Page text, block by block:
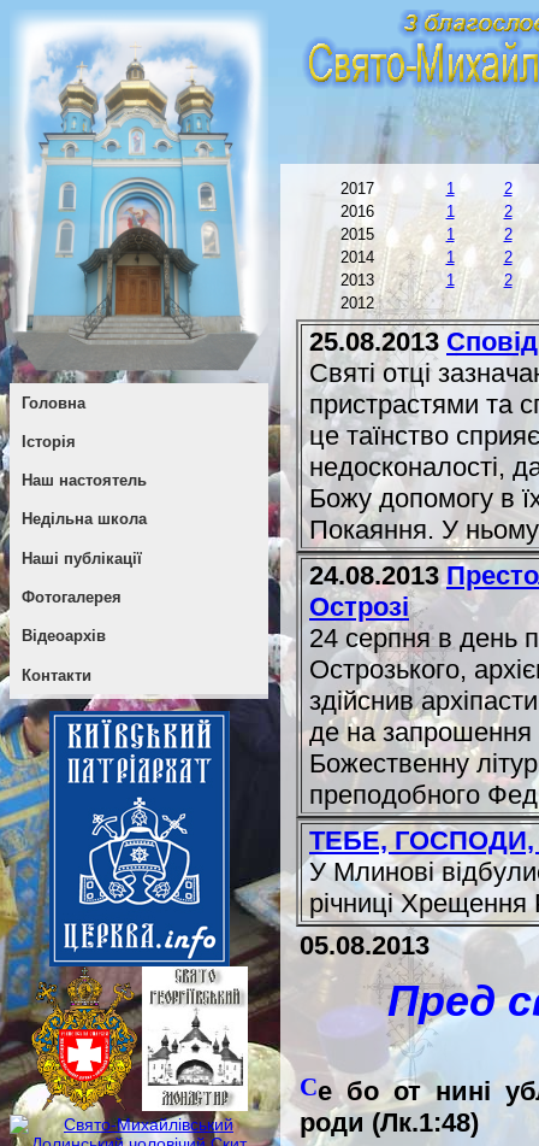
Головна
Історія
Наш настоятель
Недільна школа
Наші публікації
Фотогалерея
Відеоархів
Контакти
2017 1
2
2016
1
2
2015
1
2
2014
1
2
2013
1
2
2012
25.08.2013
Святі отці
пристрастями та
це таїнство
недосконалості,
Божу допомогу в
Покаяння. У
24.08.2013
Острозі
24 серпня в день
Острозького,
здійснив
де на запрошення
Божественну
преподобного
ТЕБЕ,
У Млинові
річниці Хрещення
05.08.2013
Пред
Се бо от нині
роди (Лк.1:48)